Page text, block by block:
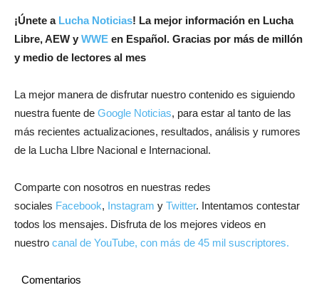
¡Únete a Lucha Noticias! La mejor información en Lucha
Libre, AEW y WWE en Español. Gracias por más de millón
y medio de lectores al mes
La mejor manera de disfrutar nuestro contenido es siguiendo
nuestra fuente de Google Noticias, para estar al tanto de las
más recientes actualizaciones, resultados, análisis y rumores
de la Lucha LIbre Nacional e Internacional.
Comparte con nosotros en nuestras redes
sociales Facebook, Instagram y Twitter. Intentamos contestar
todos los mensajes. Disfruta de los mejores videos en
nuestro canal de YouTube, con más de 45 mil suscriptores.
Comentarios